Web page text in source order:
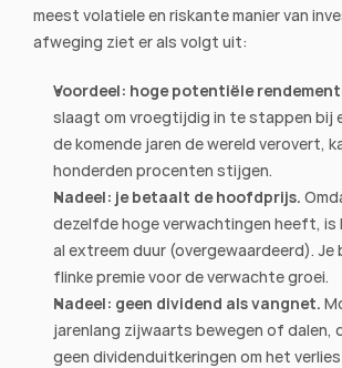
meest volatiele en riskante manier van
afweging ziet er als volgt uit:
Voordeel: hoge potentiële
slaagt om vroegtijdig in te stappen bij
de komende jaren de wereld verovert,
honderden procenten stijgen.
Nadeel: je betaalt de hoofdprijs.
dezelfde hoge verwachtingen heeft, is
al extreem duur (overgewaardeerd). Je
flinke premie voor de verwachte groei.
Nadeel: geen dividend als vangnet.
jarenlang zijwaarts bewegen of dalen,
geen dividenduitkeringen om het